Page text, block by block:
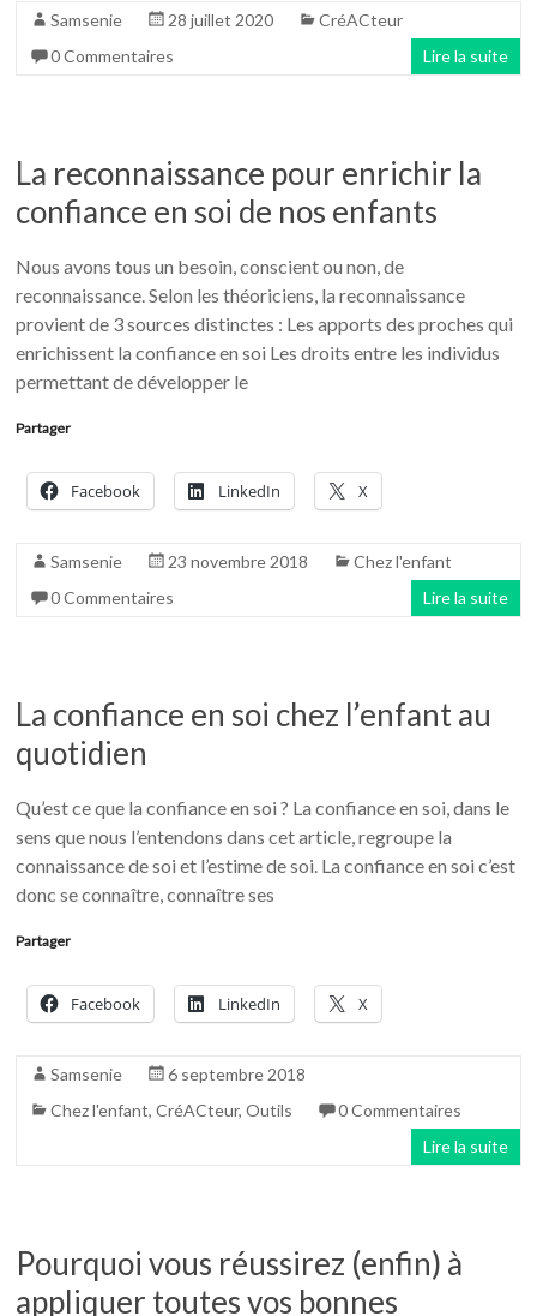
Samsenie 28 juillet 2020
CréACteur
0 Commentaires
Lire la suite
La reconnaissance pour enrichir la
confiance en soi de nos enfants
Nous avons tous un besoin, conscient ou non, de
reconnaissance. Selon les théoriciens, la reconnaissance
provient de 3 sources distinctes : Les apports des proches qui
enrichissent la confiance en soi Les droits entre les individus
permettant de développer le
Partager
Facebook LinkedIn X
Samsenie 23 novembre 2018
Chez l'enfant
0 Commentaires
Lire la suite
La confiance en soi chez l’enfant au
quotidien
Qu’est ce que la confiance en soi ? La confiance en soi, dans le
sens que nous l’entendons dans cet article, regroupe la
connaissance de soi et l’estime de soi. La confiance en soi c’est
donc se connaître, connaître ses
Partager
Facebook LinkedIn X
Samsenie
6 septembre 2018
Chez l'enfant,CréACteur,Outils
0 Commentaires
Lire la suite
Pourquoi vous réussirez (enfin) à
appliquer toutes vos bonnes